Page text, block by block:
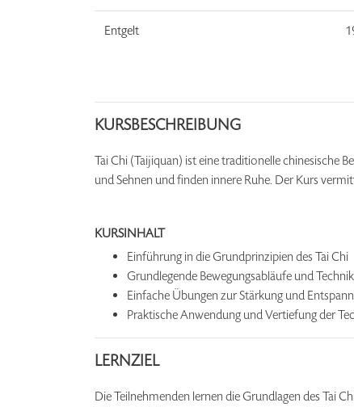
Entgelt
KURSBESCHREIBUNG
Tai Chi (Taijiquan) ist eine traditionelle chinesische
und Sehnen und finden innere Ruhe. Der Kurs
KURSINHALT
Einführung in die Grundprinzipien des Tai Chi
Grundlegende Bewegungsabläufe und
Einfache Übungen zur Stärkung und
Praktische Anwendung und Vertiefung der
LERNZIEL
Die Teilnehmenden lernen die Grundlagen des Tai